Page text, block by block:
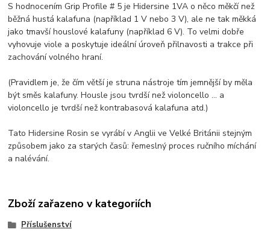
S hodnocením Grip Profile # 5 je Hidersine 1VA o něco měkčí než
běžná hustá kalafuna (například 1 V nebo 3 V), ale ne tak měkká
jako tmavší houslové kalafuny (například 6 V). To velmi dobře
vyhovuje viole a poskytuje ideální úroveň přilnavosti a trakce při
zachování volného hraní.
(Pravidlem je, že čím větší je struna nástroje tím jemnější by měla
být směs kalafuny. Housle jsou tvrdší než violoncello ... a
violoncello je tvrdší než kontrabasová kalafuna atd.)
Tato Hidersine Rosin se vyrábí v Anglii ve Velké Británii stejným
způsobem jako za starých časů: řemeslný proces ručního míchání
a nalévání.
Zboží zařazeno v kategoriích
Příslušenství